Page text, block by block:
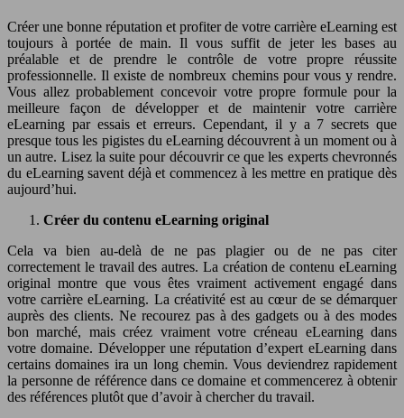
Créer une bonne réputation et profiter de votre carrière eLearning est
toujours à portée de main. Il vous suffit de jeter les bases au
préalable et de prendre le contrôle de votre propre réussite
professionnelle. Il existe de nombreux chemins pour vous y rendre.
Vous allez probablement concevoir votre propre formule pour la
meilleure façon de développer et de maintenir votre carrière
eLearning par essais et erreurs. Cependant, il y a 7 secrets que
presque tous les pigistes du eLearning découvrent à un moment ou à
un autre. Lisez la suite pour découvrir ce que les experts chevronnés
du eLearning savent déjà et commencez à les mettre en pratique dès
aujourd’hui.
Créer du contenu eLearning original
Cela va bien au-delà de ne pas plagier ou de ne pas citer
correctement le travail des autres. La création de contenu eLearning
original montre que vous êtes vraiment activement engagé dans
votre carrière eLearning. La créativité est au cœur de se démarquer
auprès des clients. Ne recourez pas à des gadgets ou à des modes
bon marché, mais créez vraiment votre créneau eLearning dans
votre domaine. Développer une réputation d’expert eLearning dans
certains domaines ira un long chemin. Vous deviendrez rapidement
la personne de référence dans ce domaine et commencerez à obtenir
des références plutôt que d’avoir à chercher du travail.